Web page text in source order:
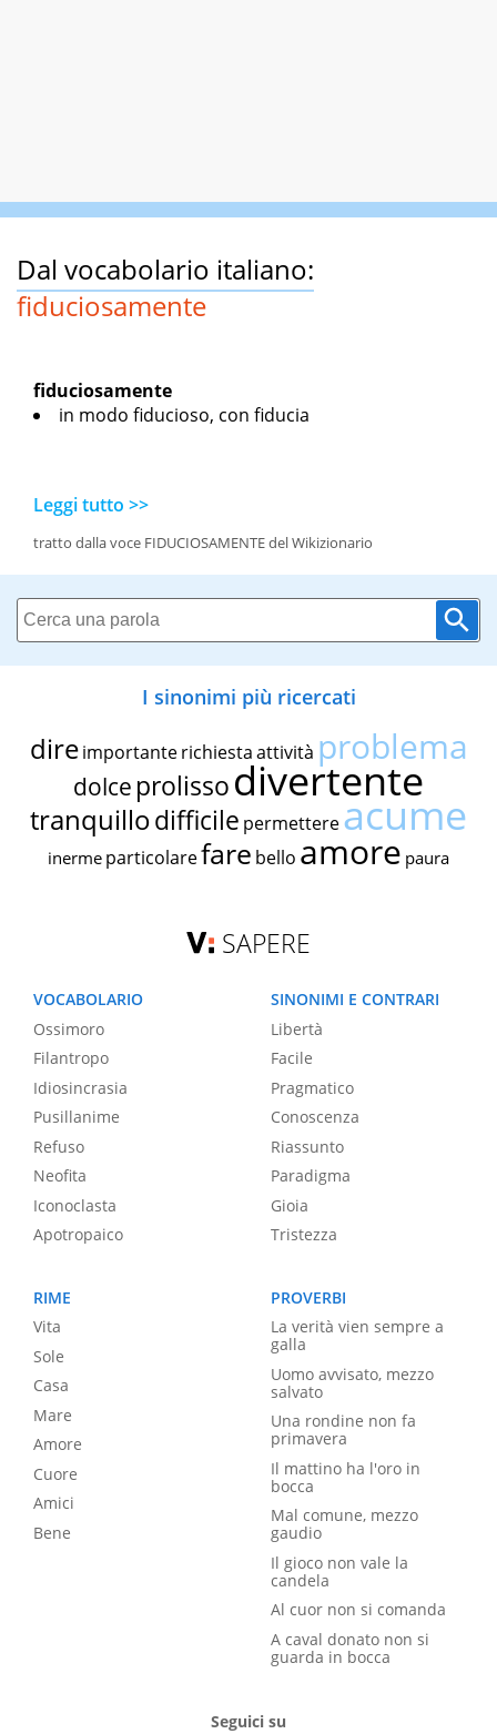
Dal vocabolario italiano:
fiduciosamente
fiduciosamente
in modo fiducioso, con fiducia
Leggi tutto >>
tratto dalla voce FIDUCIOSAMENTE del Wikizionario
I sinonimi più ricercati
dire importante richiestaattività problema
dolce prolissodivertente
tranquillodifficile permettereacume
inerme particolarefare bello amore paura
SAPERE
VOCABOLARIO
Ossimoro
Filantropo
Idiosincrasia
Pusillanime
Refuso
Neofita
Iconoclasta
Apotropaico
SINONIMI E CONTRARI
Libertà
Facile
Pragmatico
Conoscenza
Riassunto
Paradigma
Gioia
Tristezza
RIME
Vita
Sole
Casa
Mare
Amore
Cuore
Amici
Bene
PROVERBI
La verità vien sempre a
galla
Uomo avvisato, mezzo
salvato
Una rondine non fa
primavera
Il mattino ha l'oro in
bocca
Mal comune, mezzo
gaudio
Il gioco non vale la
candela
Al cuor non si comanda
A caval donato non si
guarda in bocca
Seguici su